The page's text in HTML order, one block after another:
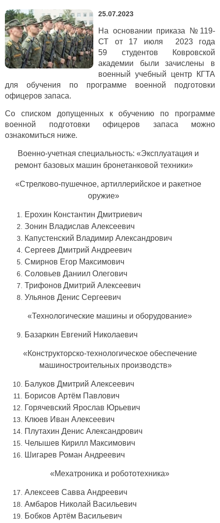
25.07.2023
На основании приказа №119-
СТ от 17 июля 2023 года
59 студентов Ковровской
академии были зачислены в
военный учебный центр КГТА
для обучения по программе военной подготовки
офицеров запаса.
Со списком допущенных к обучению по программе
военной подготовки офицеров запаса можно
ознакомиться ниже.
Военно-учетная специальность: «Эксплуатация и
ремонт базовых машин бронетанковой техники»
«Стрелково-пушечное, артиллерийское и ракетное
оружие»
Ерохин Константин Дмитриевич
Зонин Владислав Алексеевич
Капустенский Владимир Александрович
Сергеев Дмитрий Андреевич
Смирнов Егор Максимович
Соловьев Даниил Олегович
Трифонов Дмитрий Алексеевич
Ульянов Денис Сергеевич
«Технологические машины и оборудование»
Базаркин Евгений Николаевич
«Конструкторско-технологическое обеспечение
машиностроительных производств»
Балуков Дмитрий Алексеевич
Борисов Aртём Павлович
Горячевский Ярослав Юрьевич
Клюев Иван Алексеевич
Плутахин Денис Александрович
Челышев Кирилл Максимович
Шигарев Роман Андреевич
«Мехатроника и робототехника»
Алексеев Савва Андреевич
Амбаров Николай Васильевич
Бобков Aртём Васильевич